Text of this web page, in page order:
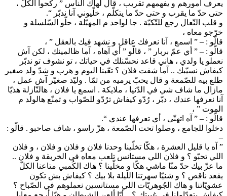
يعرف أمورهم و يفهمهم تقريب ، قال لهاك الناس ” ركّحوا الكلّ ،
حتى حدّ ما يقرب و حتى حدّ ما يتكلّم ، خلّيوني آنا ندبّر “.
و قلب النّعال رجع للتّكيّة . جا لواحد م المهبّلة ، حلّو السّلسلة و
خرّجو معاه ،
قالّو : – ” اسمع ، آنا نعرفك عاقل و نشهد فيك بالعقل ” ،
قالّو : – ” أي عمّ بربار ” ، قالّو ” أي آهاه ، آما ظالمينك ، لكن آش
نعملو يا ولدي ، هاني قاعد نحسّنلك في حياتك ، تو نشوف تو ندبّر
كيفاش نسيّبك .. آما شفت فلان ؟ تعّبنا اليوم و هرب و شدّ ولد صغير
طلع بيه للصّمعة و قال يحبّ يرميه من ثمّا . وليّد صغيّر آش عمل ،
مازال ما شاف شي في الدّنيا ، ملايكة . اسمع يا فلان ، هالنّازلة هذيّا
آنا نعرفها عندك ، دبّر ، رُدّو كيفاش ترُدّو للصّواب و تمنّع هالولد م
الموت ” ،
قالّو : – ” آه اتهنّى ، أي تعرفها عندي “.
دخلوا للجامع ، وصلوا تحت الصّمعة ، هزّ راسو ، شاف صاحبو . قالّو :
–
” آه يا قليل العشرة ، هكّا تخلّينا وحدنا فلان و فلان و فلان ، و فلان
اللي تحبّو ؟ و فلان اللي مستانس تلعب معاه في الخربقة و فلان ..
ما عزّ بيك حدّ منّا ماشي هكّا و مخلّينا ؟ هاك الكُمبي متاعنا الكلّ
يقعد ناقص ؟ و شنيّا سهرتنا الليلة بلا بيك ؟ كيفاش بش تكون
عشويّاتنا و هاك الجُوهريّات اللي مستانسين نعملوهم في الصّباح ؟